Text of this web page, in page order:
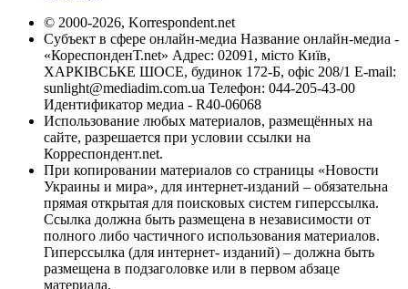
© 2000-2026, Korrespondent.net
Субъект в сфере онлайн-медиа Название онлайн-медиа -
«КореспонденТ.net» Адрес: 02091, місто Київ,
ХАРКІВСЬКЕ ШОСЕ, будинок 172-Б, офіс 208/1 E-mail:
sunlight@mediadim.com.ua Телефон: 044-205-43-00
Идентификатор медиа - R40-06068
Использование любых материалов, размещённых на
сайте, разрешается при условии ссылки на
Корреспондент.net.
При копировании материалов со страницы «Новости
Украины и мира», для интернет-изданий – обязательна
прямая открытая для поисковых систем гиперссылка.
Ссылка должна быть размещена в независимости от
полного либо частичного использования материалов.
Гиперссылка (для интернет- изданий) – должна быть
размещена в подзаголовке или в первом абзаце
материала.